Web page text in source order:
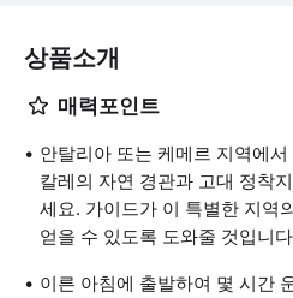
상품소개
매력포인트
안탈리아 또는 케메르 지역에
칼레의 자연 경관과 고대 정착
세요. 가이드가 이 특별한 지역
얻을 수 있도록 도와줄 것입니
이른 아침에 출발하여 몇 시간